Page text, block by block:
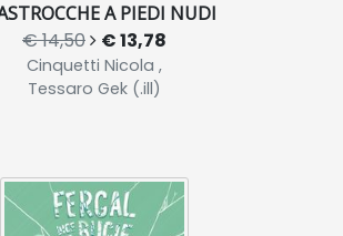
A PIEDI NUDI
€ 14,50 € 13,78
Cinquetti Nicola ,
Tessaro Gek (.ill)